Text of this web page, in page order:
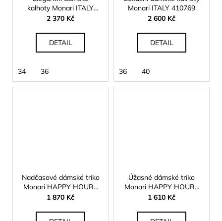
kalhoty Monari ITALY
410748
2 370 Kč
DETAIL
34 36
Monari ITALY 410769
2 600 Kč
DETAIL
36 40
Nadčasové dámské triko
Monari HAPPY HOURS
410576
1 870 Kč
Úžasné dámské triko
Monari HAPPY HOURS
410585
1 610 Kč